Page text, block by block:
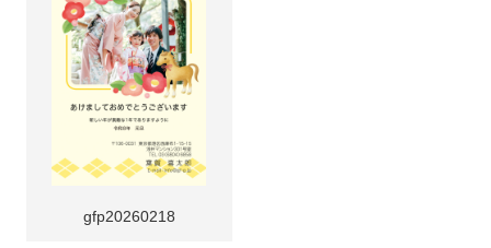
gfp20260218